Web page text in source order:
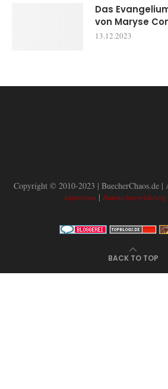
Das
von Maryse
13.12.2023
Copyright © 2010-2023 | BuecherChaos.de |
Impressum | Datenschutzerklärung
BACK TO TOP